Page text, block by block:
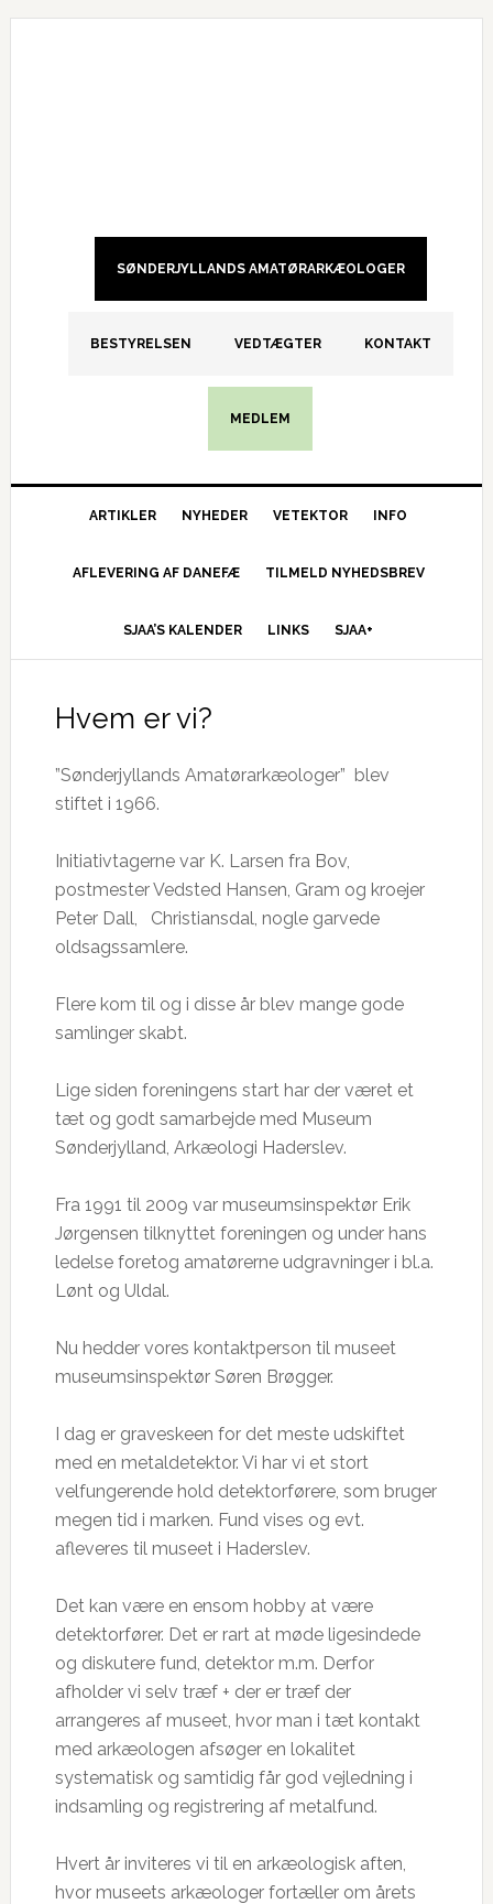
Gå
Skip
Gå
SØNDERJYLLANDS AMATØRARKÆOLOGER
BESTYRELSEN VEDTÆGTER KONTAKT
MEDLEM
ARTIKLER NYHEDER VETEKTOR INFO
AFLEVERING AF DANEFÆ TILMELD NYHEDSBREV
SJAA’S KALENDER LINKS SJAA+
Hvem er vi?
”Sønderjyllands Amatørarkæologer” blev
stiftet i 1966.
Initiativtagerne var K. Larsen fra Bov,
postmester Vedsted Hansen, Gram og kroejer
Peter Dall, Christiansdal, nogle garvede
oldsagssamlere.
Flere kom til og i disse år blev mange gode
samlinger skabt.
Lige siden foreningens start har der været et
tæt og godt samarbejde med Museum
Sønderjylland, Arkæologi Haderslev.
Fra 1991 til 2009 var museumsinspektør Erik
Jørgensen tilknyttet foreningen og under hans
ledelse foretog amatørerne udgravninger i bl.a.
Lønt og Uldal.
Nu hedder vores kontaktperson til museet
museumsinspektør Søren Brøgger.
I dag er graveskeen for det meste udskiftet
med en metaldetektor. Vi har vi et stort
velfungerende hold detektorførere, som bruger
megen tid i marken. Fund vises og evt.
afleveres til museet i Haderslev.
Det kan være en ensom hobby at være
detektorfører. Det er rart at møde ligesindede
og diskutere fund, detektor m.m. Derfor
afholder vi selv træf + der er træf der
arrangeres af museet, hvor man i tæt kontakt
med arkæologen afsøger en lokalitet
systematisk og samtidig får god vejledning i
indsamling og registrering af metalfund.
Hvert år inviteres vi til en arkæologisk aften,
hvor museets arkæologer fortæller om årets